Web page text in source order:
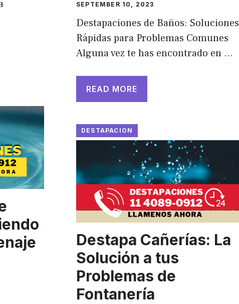
SEPTEMBER 10, 2023
Destapaciones de Baños: Soluciones
Rápidas para Problemas Comunes
Alguna vez te has encontrado en …
READ MORE
DESTAPACION
Destapa Cañerías: La
Solución a tus
Problemas de
Fontanería